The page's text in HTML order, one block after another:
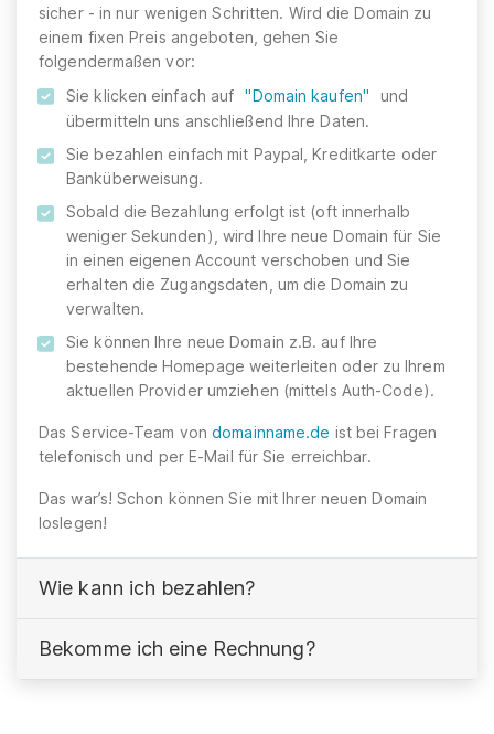
sicher - in nur wenigen Schritten. Wird die Domain zu
einem fixen Preis angeboten, gehen Sie
folgendermaßen vor:
Sie klicken einfach auf
"Domain kaufen"
und
übermitteln uns anschließend Ihre Daten.
Sie bezahlen einfach mit Paypal, Kreditkarte oder
Banküberweisung.
Sobald die Bezahlung erfolgt ist (oft innerhalb
weniger Sekunden), wird Ihre neue Domain für Sie
in einen eigenen Account verschoben und Sie
erhalten die Zugangsdaten, um die Domain zu
verwalten.
Sie können Ihre neue Domain z.B. auf Ihre
bestehende Homepage weiterleiten oder zu Ihrem
aktuellen Provider umziehen (mittels Auth-Code).
Das Service-Team vondomainname.de ist bei Fragen
telefonisch und per E-Mail für Sie erreichbar.
Das war’s! Schon können Sie mit Ihrer neuen Domain
loslegen!
Wie kann ich bezahlen?
Bekomme ich eine Rechnung?